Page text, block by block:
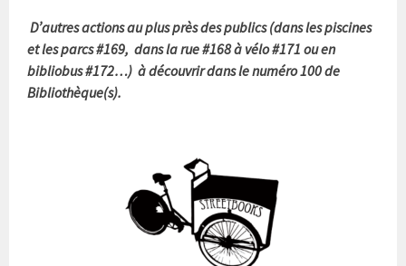
D’autres actions au plus près des publics (dans les piscines
et les parcs #169, dans la rue #168 à vélo #171 ou en
bibliobus #172…) à découvrir dans le numéro 100 de
Bibliothèque(s).